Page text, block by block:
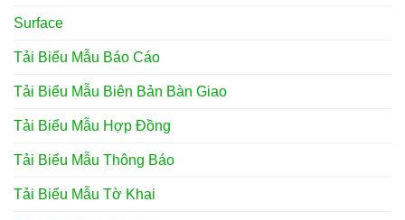
Surface
Tải Biểu Mẫu Báo Cáo
Tải Biểu Mẫu Biên Bản Bàn Giao
Tải Biểu Mẫu Hợp Đồng
Tải Biểu Mẫu Thông Báo
Tải Biểu Mẫu Tờ Khai